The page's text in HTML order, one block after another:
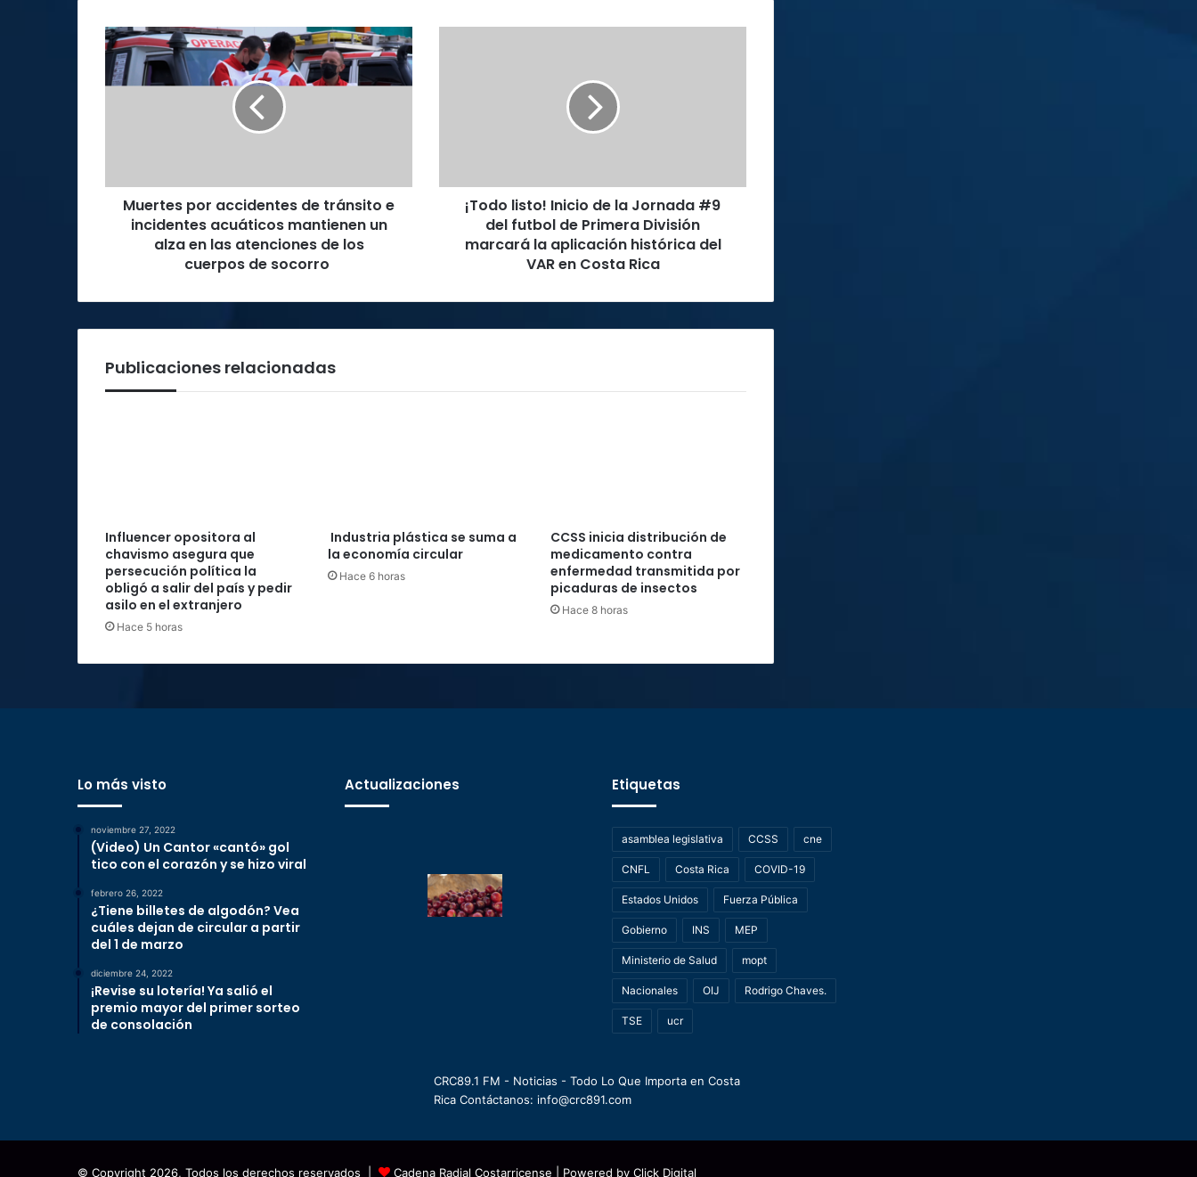
Muertes
por
accidentes
de
mantienen
cuerpos
socorro
Muertes por accidentes de tránsito e
incidentes acuáticos mantienen un
alza en las atenciones de los
cuerpos de socorro
futbol
División
del
Costa
¡Todo listo! Inicio de la Jornada #9
del futbol de Primera División
marcará la aplicación histórica del
VAR en Costa Rica
Publicaciones relacionadas
Influencer opositora al
chavismo asegura que
persecución política la
obligó a salir del país y pedir
asilo en el extranjero
Hace 5 horas
Industria plástica se suma a
la economía circular
Hace 6 horas
CCSS inicia distribución de
medicamento contra
enfermedad transmitida por
picaduras de insectos
Hace 8 horas
Lo más visto
noviembre 27, 2022
(Video) Un Cantor «cantó» gol
tico con el corazón y se hizo viral
febrero 26, 2022
¿Tiene billetes de algodón? Vea
cuáles dejan de circular a partir
del 1 de marzo
diciembre 24, 2022
¡Revise su lotería! Ya salió el
premio mayor del primer sorteo
de consolación
Actualizaciones Etiquetas
asamblea legislativa CCSS cne
CNFL Costa Rica COVID-19
Estados Unidos Fuerza Pública
Gobierno INS MEP
Ministerio de Salud mopt
Nacionales OIJ Rodrigo Chaves.
TSE ucr
CRC89.1 FM - Noticias - Todo Lo Que Importa en Costa
Rica Contáctanos: info@crc891.com
© Copyright 2026, Todos los derechos reservados | Cadena Radial Costarricense | Powered by Click Digital